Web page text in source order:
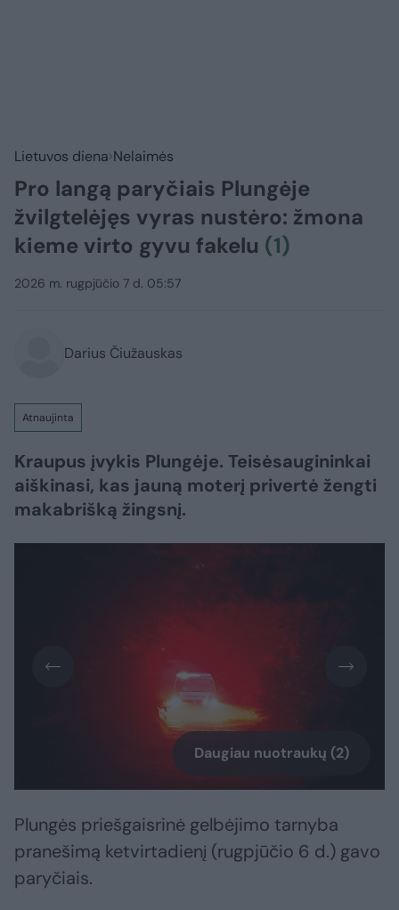
Lietuvos diena Nelaimės
Pro langą paryčiais Plungėje
žvilgtelėjęs vyras nustėro: žmona
kieme virto gyvu fakelu (1)
2026 m. rugpjūčio 7 d. 05:57
Darius Čiužauskas
Atnaujinta
Kraupus įvykis Plungėje. Teisėsaugininkai
aiškinasi, kas jauną moterį privertė žengti
makabrišką žingsnį.
Daugiau nuotraukų (2)
Plungės priešgaisrinė gelbėjimo tarnyba
pranešimą ketvirtadienį (rugpjūčio 6 d.) gavo
paryčiais.